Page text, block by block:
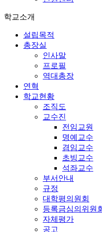
학교소개
설립목적
총장실
인사말
프로필
역대총장
연혁
학교현황
조직도
교수진
전임교원
명예교수
겸임교수
초빙교수
석좌교수
부서안내
규정
대학평의원회
등록금심의위원
자체평가
공고